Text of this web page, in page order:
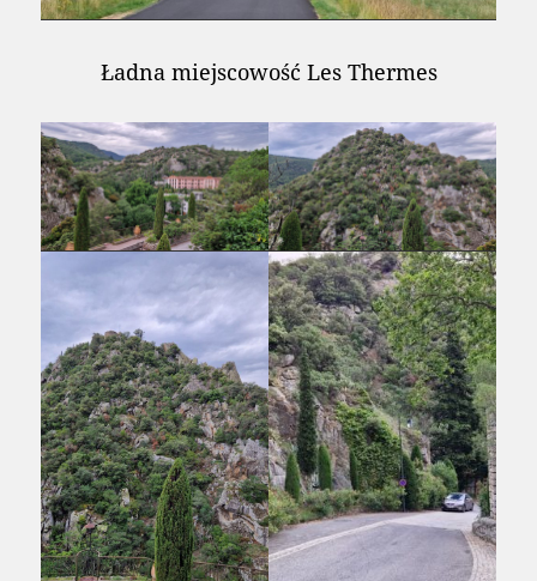
Ładna miejscowość Les Thermes